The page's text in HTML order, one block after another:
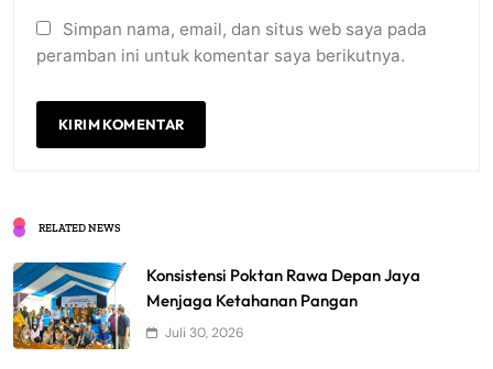
Simpan nama, email, dan situs web saya pada
peramban ini untuk komentar saya berikutnya.
RELATED NEWS
Konsistensi Poktan Rawa Depan Jaya
Menjaga Ketahanan Pangan
Juli 30, 2026